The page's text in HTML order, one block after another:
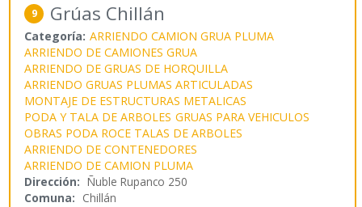
9 Grúas Chillán
Categoría: ARRIENDO CAMION GRUA PLUMA
ARRIENDO DE CAMIONES GRUA
ARRIENDO DE GRUAS DE HORQUILLA
ARRIENDO GRUAS PLUMAS ARTICULADAS
MONTAJE DE ESTRUCTURAS METALICAS
PODA Y TALA DE ARBOLES GRUAS PARA VEHICULOS
OBRAS PODA ROCE TALAS DE ARBOLES
ARRIENDO DE CONTENEDORES
ARRIENDO DE CAMION PLUMA
Dirección: Ñuble Rupanco 250
Comuna: Chillán